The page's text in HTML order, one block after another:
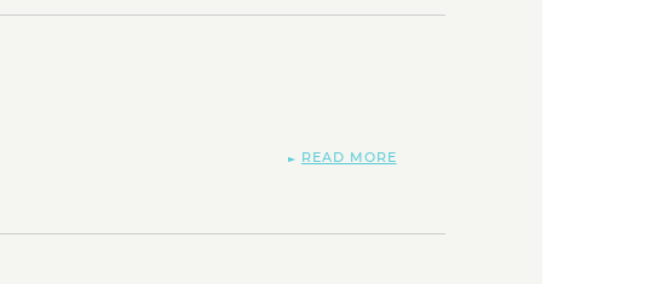
READ MORE